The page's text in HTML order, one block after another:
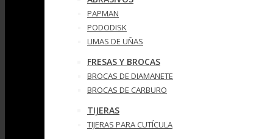
PAPMAN
PODODISK
LIMAS DE UÑAS
FRESAS Y BROCAS
BROCAS DE DIAMANETE
BROCAS DE CARBURO
TIJERAS
TIJERAS PARA CUTÍCULA